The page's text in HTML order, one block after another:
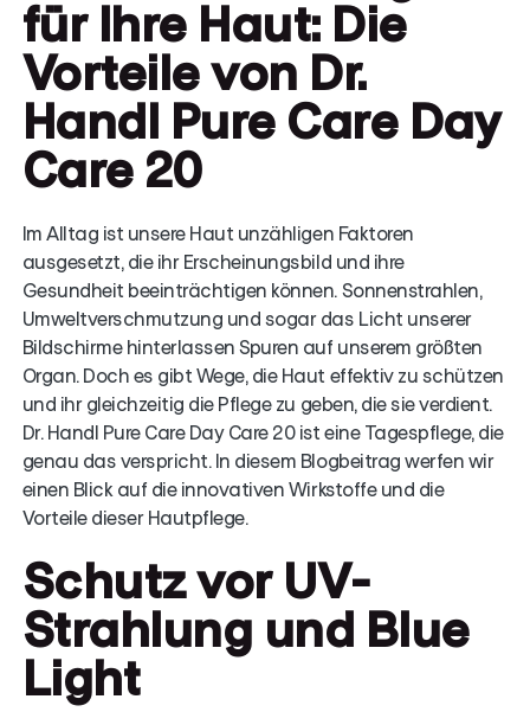
für Ihre Haut: Die
Vorteile von Dr.
Handl Pure Care Day
Care 20
Im Alltag ist unsere Haut unzähligen Faktoren
ausgesetzt, die ihr Erscheinungsbild und ihre
Gesundheit beeinträchtigen können. Sonnenstrahlen,
Umweltverschmutzung und sogar das Licht unserer
Bildschirme hinterlassen Spuren auf unserem größten
Organ. Doch es gibt Wege, die Haut effektiv zu schützen
und ihr gleichzeitig die Pflege zu geben, die sie verdient.
Dr. Handl Pure Care Day Care 20 ist eine Tagespflege, die
genau das verspricht. In diesem Blogbeitrag werfen wir
einen Blick auf die innovativen Wirkstoffe und die
Vorteile dieser Hautpflege.
Schutz vor UV-
Strahlung und Blue
Light